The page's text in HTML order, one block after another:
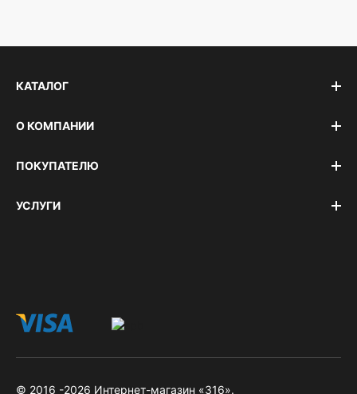
КАТАЛОГ
О КОМПАНИИ
ПОКУПАТЕЛЮ
УСЛУГИ
© 2016 -2026 Интернет-магазин «316».